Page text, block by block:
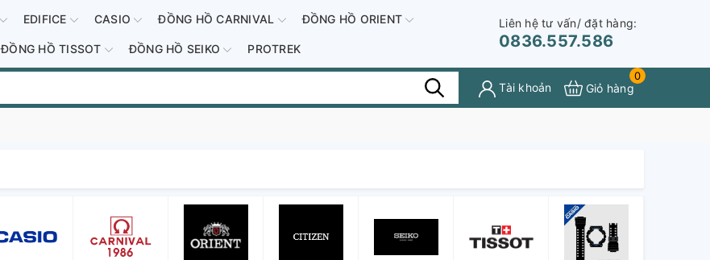
EDIFICE CASIO ĐỒNG HỒ CARNIVAL ĐỒNG HỒ ORIENT
ĐỒNG HỒ TISSOT ĐỒNG HỒ SEIKO PROTREK
Liên hệ tư vấn/ đặt hàng:
0836.557.586
Tài khoản
0
Giỏ hàng